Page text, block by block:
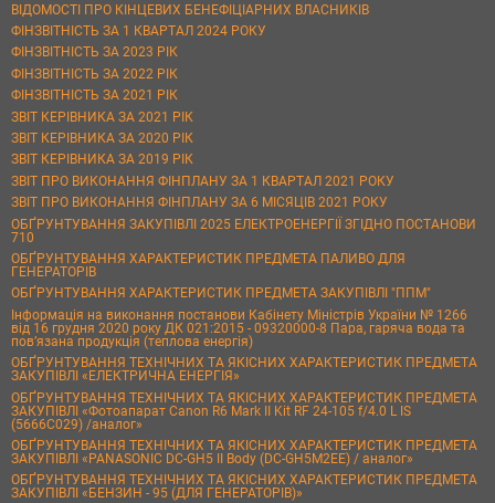
ВІДОМОСТІ ПРО КІНЦЕВИХ БЕНЕФІЦІАРНИХ ВЛАСНИКІВ
ФІНЗВІТНІСТЬ ЗА 1 КВАРТАЛ 2024 РОКУ
ФІНЗВІТНІСТЬ ЗА 2023 РІК
ФІНЗВІТНІСТЬ ЗА 2022 РІК
ФІНЗВІТНІСТЬ ЗА 2021 РІК
ЗВІТ КЕРІВНИКА ЗА 2021 РІК
ЗВІТ КЕРІВНИКА ЗА 2020 РІК
ЗВІТ КЕРІВНИКА ЗА 2019 РІК
ЗВІТ ПРО ВИКОНАННЯ ФІНПЛАНУ ЗА 1 КВАРТАЛ 2021 РОКУ
ЗВІТ ПРО ВИКОНАННЯ ФІНПЛАНУ ЗА 6 МІСЯЦІВ 2021 РОКУ
ОБҐРУНТУВАННЯ ЗАКУПІВЛІ 2025 ЕЛЕКТРОЕНЕРГІЇ ЗГІДНО ПОСТАНОВИ
710
ОБҐРУНТУВАННЯ ХАРАКТЕРИСТИК ПРЕДМЕТА ПАЛИВО ДЛЯ
ГЕНЕРАТОРІВ
ОБҐРУНТУВАННЯ ХАРАКТЕРИСТИК ПРЕДМЕТА ЗАКУПІВЛІ "ППМ"
Інформація на виконання постанови Кабінету Міністрів України № 1266
від 16 грудня 2020 року ДК 021:2015 - 09320000-8 Пара, гаряча вода та
пов’язана продукція (теплова енергія)
ОБҐРУНТУВАННЯ ТЕХНІЧНИХ ТА ЯКІСНИХ ХАРАКТЕРИСТИК ПРЕДМЕТА
ЗАКУПІВЛІ «ЕЛЕКТРИЧНА ЕНЕРГІЯ»
ОБҐРУНТУВАННЯ ТЕХНІЧНИХ ТА ЯКІСНИХ ХАРАКТЕРИСТИК ПРЕДМЕТА
ЗАКУПІВЛІ «Фотоапарат Canon R6 Mark II Kit RF 24-105 f/4.0 L IS
(5666C029) /аналог»
ОБҐРУНТУВАННЯ ТЕХНІЧНИХ ТА ЯКІСНИХ ХАРАКТЕРИСТИК ПРЕДМЕТА
ЗАКУПІВЛІ «PANASONIC DC-GH5 II Body (DC-GH5M2EE) / аналог»
ОБҐРУНТУВАННЯ ТЕХНІЧНИХ ТА ЯКІСНИХ ХАРАКТЕРИСТИК ПРЕДМЕТА
ЗАКУПІВЛІ «БЕНЗИН - 95 (ДЛЯ ГЕНЕРАТОРІВ)»